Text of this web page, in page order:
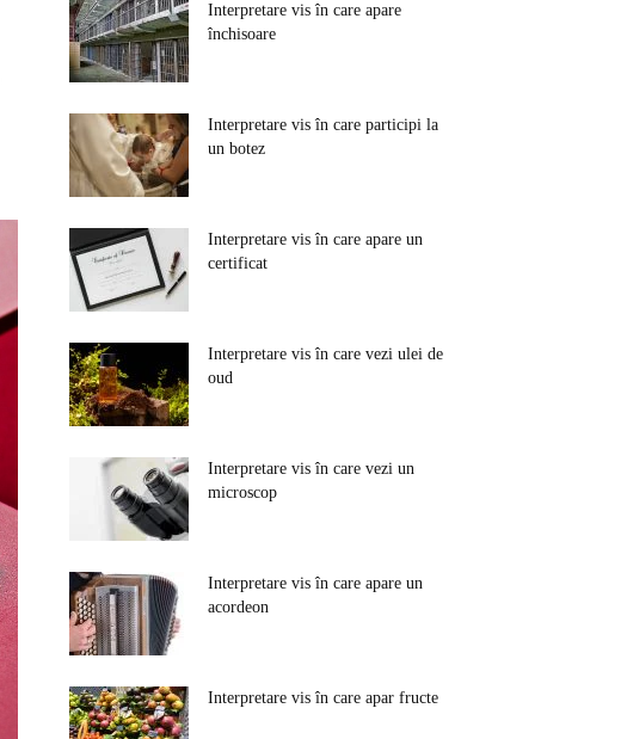
Interpretare vis în care apare
închisoare
Interpretare vis în care participi la
un botez
Interpretare vis în care apare un
certificat
Interpretare vis în care vezi ulei de
oud
Interpretare vis în care vezi un
microscop
Interpretare vis în care apare un
acordeon
Interpretare vis în care apar fructe